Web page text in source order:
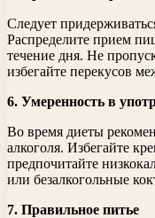
Следует
Распределите прием
течение дня. Не
избегайте перекусов
6. Умеренность в
Во время диеты
алкоголя. Избегайте
предпочитайте
или безалкогольные
7. Правильное питье